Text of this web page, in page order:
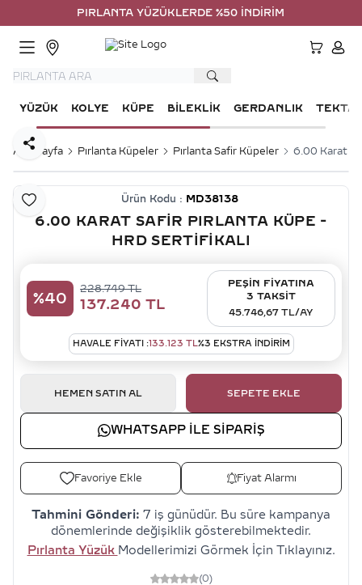
PIRLANTA YÜZÜKLERDE %50 İNDİRİM
YÜZÜK KOLYE KÜPE BILEKLIK GERDANLIK TEKTAŞ
Ana Sayfa Pırlanta Küpeler Pırlanta Safir Küpeler 6.00 Karat
Favoriye Ekle
Paylaş
Ürün Kodu : MD38138
6.00 KARAT SAFIR PIRLANTA KÜPE -
HRD SERTIFIKALI
%40
228.749TL
137.240 TL
PEŞİN FİYATINA
3 TAKSİT
45.746,67 TL/AY
HAVALE FIYATI :133.123 TL%3 EKSTRA İNDİRİM
HEMEN SATIN AL SEPETE EKLE
WHATSAPP ILE SIPARIŞ
Favoriye Ekle Fiyat Alarmı
Tahmini Gönderi: 7 iş günüdür. Bu süre kampanya
dönemlerinde değişiklik gösterebilmektedir.
Pırlanta Yüzük Modellerimizi Görmek İçin Tıklayınız.
(0)